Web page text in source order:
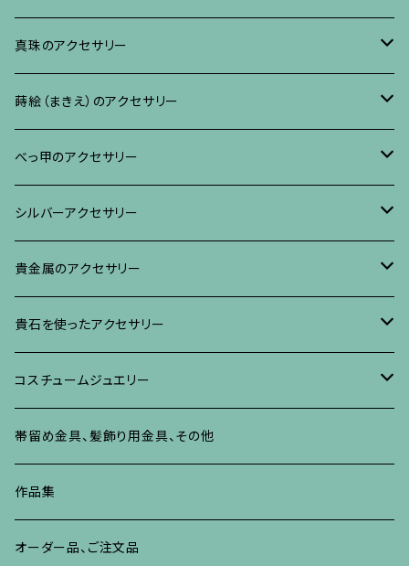
ブレスレット、バングル、その他
ネックレス・ペンダント
リング
ブレスレット・バングル、その他
イヤリング・ピアス
ネックレス、ペンダント
ブレスレット、その他
ブローチ
イヤリング・ピアス
ネックレス、ペンダント
リング
ブレスレット、その他
真珠のアクセサリー
ブローチ
イヤリング・ピアス
ネックレス、ペンダント
リング
ブレスレット、その他
蒔絵（まきえ）のアクセサリー
べっ甲に蒔絵のアクセサリー
ブローチ
イヤリング・ピアス
真珠に蒔絵のアクセサリー
ブローチ
イヤリング、ピアス
水晶に蒔絵のアクセサリー
ブローチ
イヤリング、ピアス
朴の木やポプラに蒔絵のアクセサリー
ブローチ
イヤリング・ピアス
その他の蒔絵のアクセサリー
べっ甲のアクセサリー
ブローチ
イヤリング、ピアス
ネックレス、ペンダント
リング
ブレスレット、バングル、その他
シルバーアクセサリー
ブローチ
イヤリング、ピアス
ネックレス、ペンダント
リング
ブレスレット、バングル、その他
貴金属のアクセサリー
ブローチ
イヤリング、ピアス
ネックレス、ペンダント
ブレスレット、その他
リング
貴石を使ったアクセサリー
ブローチ
イヤリング、ピアス
ネックレス、ペンダント
リング
コスチュームジュエリー
ブローチ
イヤリング、ピアス
ネックレス、ペンダント
帯留め金具、髪飾り用金具、その他
作品集
オーダー品、ご注文品